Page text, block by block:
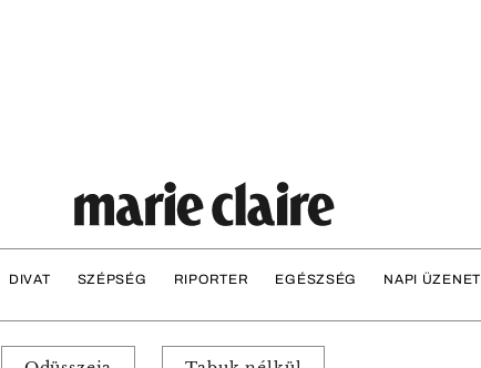
DIVAT SZÉPSÉG RIPORTER EGÉSZSÉG NAPI ÜZENET